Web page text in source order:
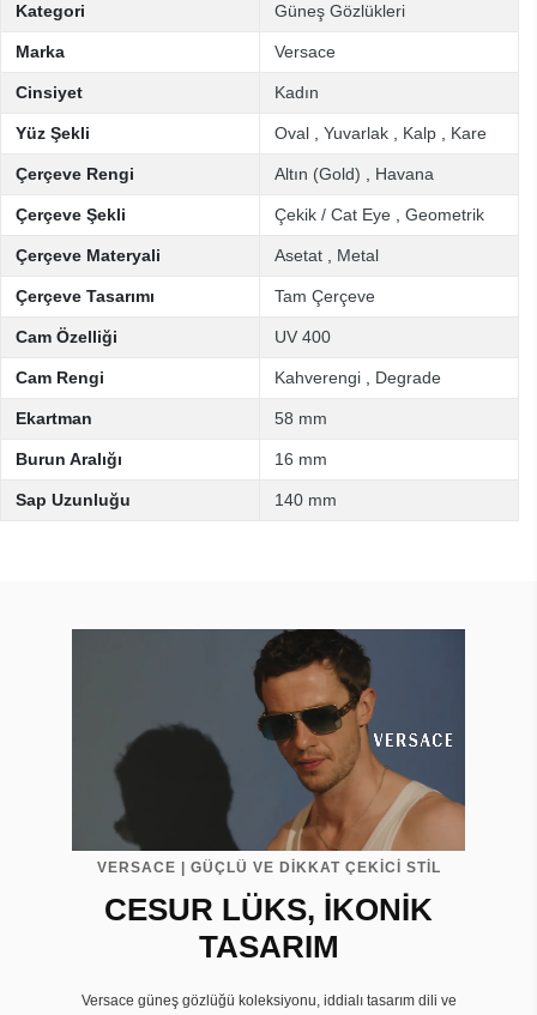
Kategori Güneş Gözlükleri
Marka Versace
Cinsiyet Kadın
Yüz Şekli Oval Yuvarlak Kalp Kare
Çerçeve Rengi Altın (Gold) Havana
Çerçeve Şekli Çekik / Cat Eye Geometrik
Çerçeve Materyali Asetat Metal
Çerçeve Tasarımı Tam Çerçeve
Cam Özelliği UV 400
Cam Rengi Kahverengi Degrade
Ekartman 58 mm
Burun Aralığı 16 mm
Sap Uzunluğu 140 mm
VERSACE | GÜÇLÜ VE DİKKAT ÇEKİCİ STİL
CESUR LÜKS, İKONİK
TASARIM
Versace güneş gözlüğü koleksiyonu, iddialı tasarım dili ve